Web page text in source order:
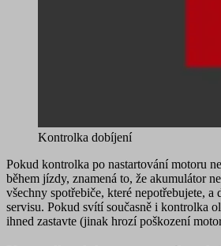
Kontrolka dobíjení
Pokud kontrolka po nastartování motoru
během jízdy, znamená to, že akumulátor
všechny spotřebiče, které nepotřebujete,
servisu. Pokud svítí současně i kontrolka
ihned zastavte (jinak hrozí poškození